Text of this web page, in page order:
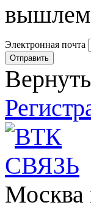
вышлем
Электронная почта
Москва